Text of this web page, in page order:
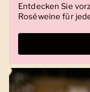
Entdecken Sie
Roséweine für